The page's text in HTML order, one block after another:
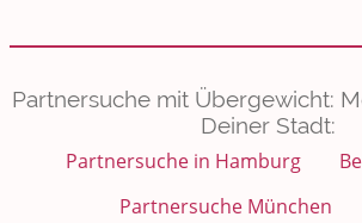
Partnersuche mit Übergewicht:
Deiner Stadt:
Partnersuche in Hamburg
Partnersuche München